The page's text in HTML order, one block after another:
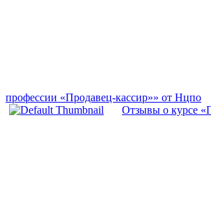
профессии «Продавец-кассир»» от Нцпо
Отзывы о курсе